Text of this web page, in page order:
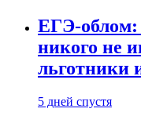
ЕГЭ-облом:
никого не
льготники
5 дней спустя